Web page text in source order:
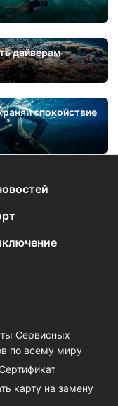
дайверам
спокойствие
Сервисных
по всему миру
карту на замену